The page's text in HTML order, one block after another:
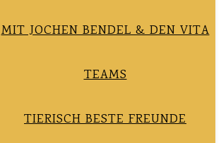
MIT JOCHEN BENDEL & DEN VITA
TEAMS
TIERISCH BESTE FREUNDE